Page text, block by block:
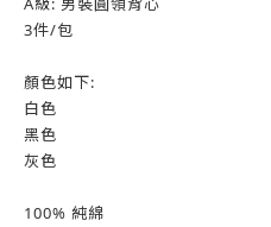
3件/包
顏色如下:
白色
黑色
灰色
100% 純綿